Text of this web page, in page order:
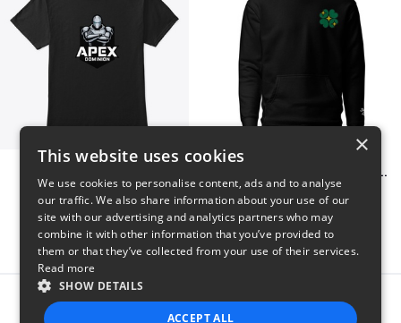
$23
Shiny Luck Embroidered Hoodie
$55
Report this product
×
This website uses cookies
We use cookies to personalise content, ads and to analyse
our traffic. We also share information about your use of our
site with our advertising and analytics partners who may
combine it with other information that you’ve provided to
them or that they’ve collected from your use of their services.
Read more
SHOW DETAILS
ACCEPT ALL